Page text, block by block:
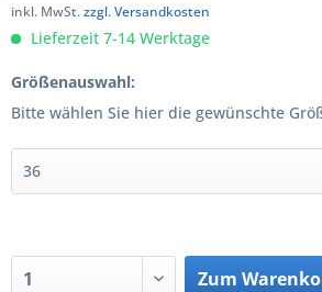
inkl. MwSt.zzgl. Versandkosten
Lieferzeit 7-14 Werktage
Größenauswahl:
Bitte wählen Sie hier die gewünschte
Zum